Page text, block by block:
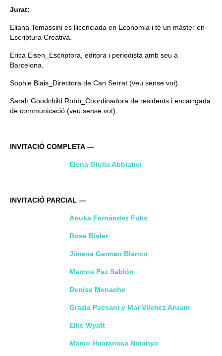
Jurat:
Eliana Tomassini es llicenciada en Economia i té un màster en
Escriptura Creativa.
Erica Eisen_Escriptora, editora i periodista amb seu a
Barcelona.
Sophie Blais_Directora de Can Serrat (veu sense vot).
Sarah Goodchild Robb_Coordinadora de residents i encarrgada
de communicació (veu sense vot).
INVITACIÓ COMPLETA —
Elena Giulia Abbiatici
INVITACIÓ PARCIAL —
Anuka Fernández Fuks
Rose Bialer
Jimena German Blanco
Marcos Paz Sablón
Denise Menache
Grazia Paesani y Mar Vilchez Aruani
Ellie Wyatt
Marco Huarancca Ninanya